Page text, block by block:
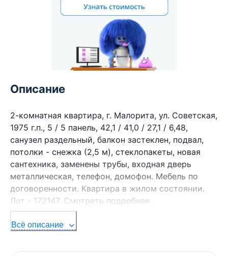
Описание
2-комнатная квартира, г. Малорита, ул. Советская,
1975 г.п., 5 / 5 панель, 42,1 / 41,0 / 27,1 / 6,48,
санузел раздельный, балкон застеклен, подвал,
потолки - снежка (2,5 м), стеклопакеты, новая
сантехника, заменены трубы, входная дверь
металлическая, телефон, домофон. Мебель по
договоренности. Квартира в жилом состоянии.
Лот - 172147. Смотреть подробнее.
Здесь можно подписаться на рассылку новых
Брестском регионе прямо Вам в Viber или
Всё описание